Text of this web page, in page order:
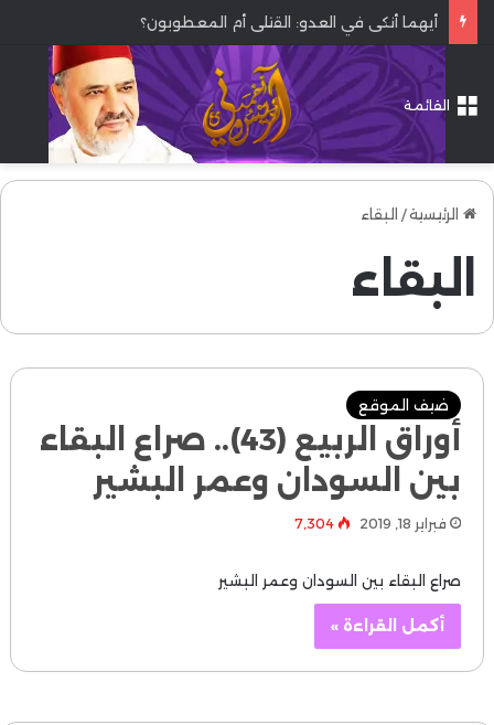
أيهما أنكى في العدو: القتلى أم المعطوبون؟
القائمة
الرئيسية/ البقاء
البقاء
ضيف الموقع
أوراق الربيع (43).. صراع البقاء
بين السودان وعمر البشير
فبراير 18, 2019 7٬304
صراع البقاء بين السودان وعمر البشير
أكمل القراءة »